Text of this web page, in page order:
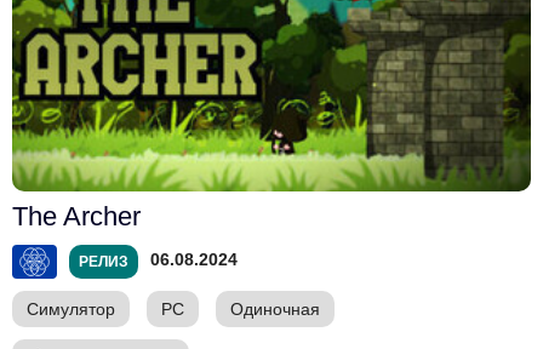
The Archer
РЕЛИЗ 06.08.2024
Симулятор PC Одиночная